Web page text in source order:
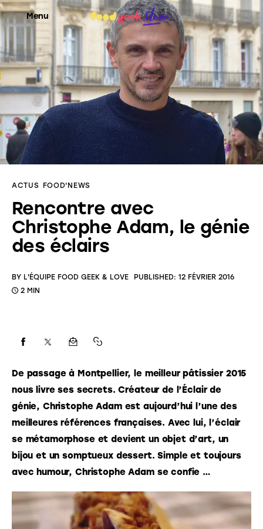
Menu
Food’News
Food’Com
Food’Art
Food’Life
ACTUS FOOD'NEWS
Rencontre avec
Christophe Adam, le génie
des éclairs
BY L'ÉQUIPE FOOD GEEK & LOVE PUBLISHED: 12 FÉVRIER 2016
2 MIN
De passage à Montpellier, le meilleur pâtissier 2015
nous livre ses secrets. Créateur de l’Éclair de
génie, Christophe Adam est aujourd’hui l’une des
meilleures références françaises. Avec lui, l’éclair
se métamorphose et devient un objet d’art, un
bijou et un somptueux dessert. Simple et toujours
avec humour, Christophe Adam se confie …